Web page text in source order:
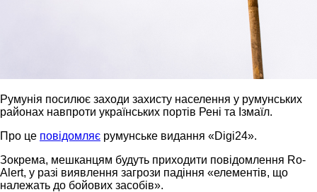
Румунія посилює заходи захисту населення у румунських
районах навпроти українських портів Рені та Ізмаїл.
Про це повідомляє румунське видання «Digi24».
Зокрема, мешканцям будуть приходити повідомлення Ro-
Alert, у разі виявлення загрози падіння «елементів, що
належать до бойових засобів».